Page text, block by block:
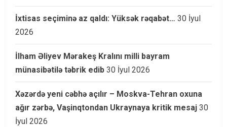
İxtisas seçiminə az qaldı: Yüksək rəqabət… 30 İyul
2026
İlham Əliyev Mərakeş Kralını milli bayram
münasibətilə təbrik edib 30 İyul 2026
Xəzərdə yeni cəbhə açılır – Moskva-Tehran oxuna
ağır zərbə, Vaşinqtondan Ukraynaya kritik mesaj 30
İyul 2026